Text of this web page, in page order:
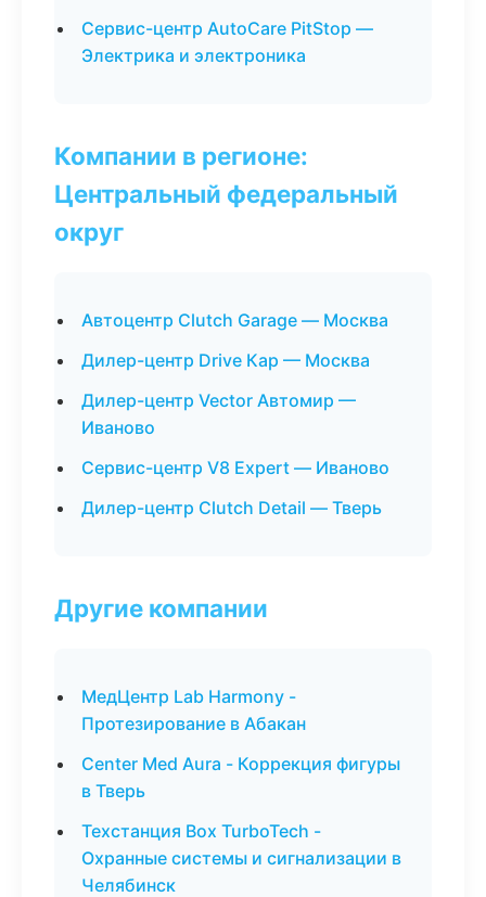
Сервис-центр AutoCare PitStop —
Электрика и электроника
Компании в регионе:
Центральный федеральный
округ
Автоцентр Clutch Garage — Москва
Дилер-центр Drive Кар — Москва
Дилер-центр Vector Автомир —
Иваново
Сервис-центр V8 Expert — Иваново
Дилер-центр Clutch Detail — Тверь
Другие компании
МедЦентр Lab Harmony -
Протезирование в Абакан
Center Med Aura - Коррекция фигуры
в Тверь
Техстанция Box TurboTech -
Охранные системы и сигнализации в
Челябинск